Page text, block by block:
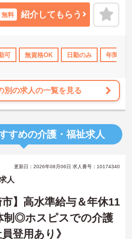
･介護休暇取得実績あり 社会保険完備
無料 紹介してもらう
可 無資格OK 日勤のみ 年間休
別の求人の一覧を見る
すめの介護・福祉求人
更新日：2026年08月06日 求人番号：10174340
人
市】高水準給与＆年休11
制◎ホスピスでの介護
登用あり》